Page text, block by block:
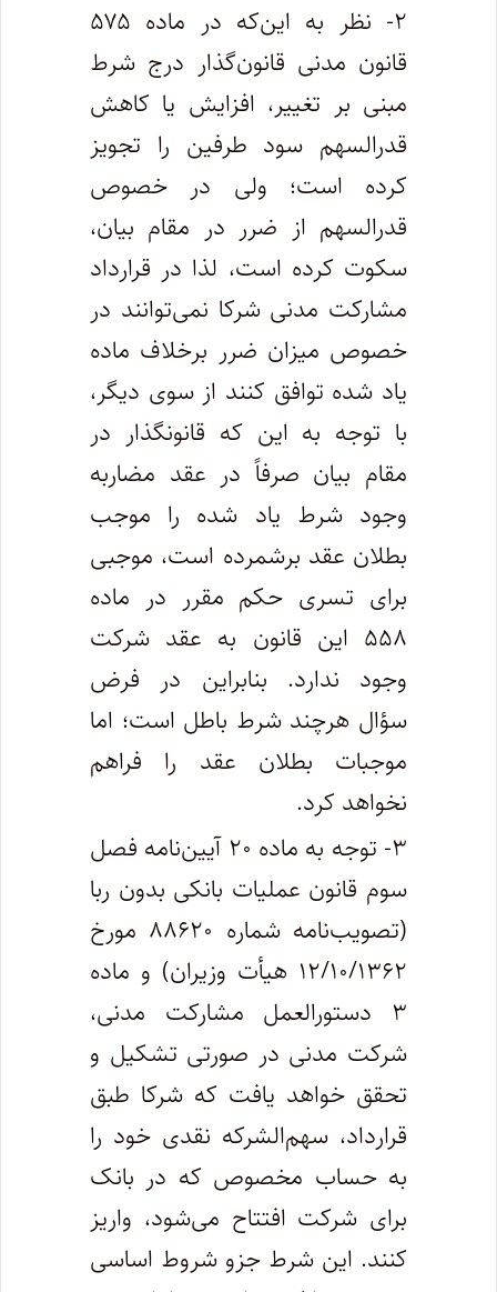
۲- نظر به این‌که در ماده ۵۷۵
قانون مدنی قانون‌گذار درج شرط
مبنی بر تغییر، افزایش یا کاهش
قدرالسهم سود طرفین را تجویز
کرده است؛ ولی در خصوص
قدرالسهم از ضرر در مقام بیان،
سکوت کرده است، لذا در قرارداد
مشارکت مدنی شرکا نمی‌توانند در
خصوص میزان ضرر برخلاف ماده
یاد شده توافق کنند از سوی دیگر،
با توجه به این که قانونگذار در
مقام بیان صرفاً در عقد مضاربه
وجود شرط یاد شده را موجب
بطلان عقد برشمرده است، موجبی
برای تسری حکم مقرر در ماده
۵۵۸ این قانون به عقد شرکت
وجود ندارد. بنابراین در فرض
سؤال هرچند شرط باطل است؛ اما
موجبات بطلان عقد را فراهم
نخواهد کرد.
۳- توجه به ماده ۲۰ آیین‌نامه فصل
سوم قانون عملیات بانکی بدون ربا
(تصویب‌نامه شماره ۸۸۶۲۰ مورخ
۱۲/۱۰/۱۳۶۲ هیأت وزیران) و ماده
۳ دستور‌العمل مشارکت مدنی،
شرکت مدنی در صورتی تشکیل و
تحقق خواهد یافت که شرکا طبق
قرارداد، سهم‌الشرکه نقدی خود را
به حساب مخصوص که در بانک
برای شرکت افتتاح می‌شود، واریز
کنند. این شرط جزو شروط اساسی